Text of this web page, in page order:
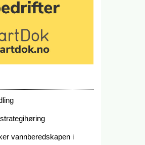
vannberedskapen i